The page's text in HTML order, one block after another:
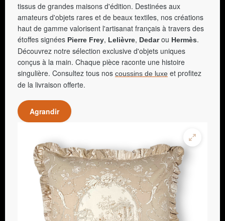
tissus de grandes maisons d'édition. Destinées aux
amateurs d'objets rares et de beaux textiles, nos créations
haut de gamme valorisent l'artisanat français à travers des
étoffes signées Pierre Frey, Lelièvre, Dedarou Hermès.
Découvrez notre sélection exclusive d'objets uniques
conçus à la main. Chaque pièce raconte une histoire
singulière. Consultez tous nos coussins de luxe et profitez
de la livraison offerte.
Agrandir